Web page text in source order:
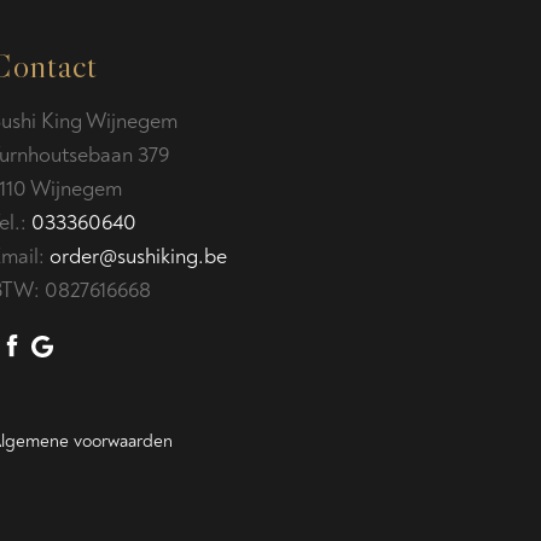
King Wijnegem
379
Wijnegem
033360640
order@sushiking.be
0827616668
voorwaarden